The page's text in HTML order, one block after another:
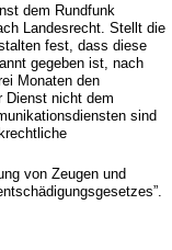
dem Rundfunk
Landesrecht. Stellt die
fest, dass diese
gegeben ist, nach
Monaten den
Dienst nicht dem
sind
von Zeugen und